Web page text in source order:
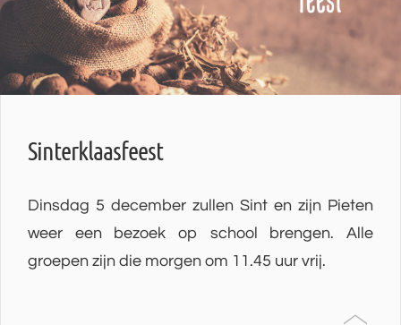
Sinterklaasfeest
Dinsdag 5 december zullen Sint en zijn Pieten
weer een bezoek op school brengen. Alle
groepen zijn die morgen om 11.45 uur vrij.